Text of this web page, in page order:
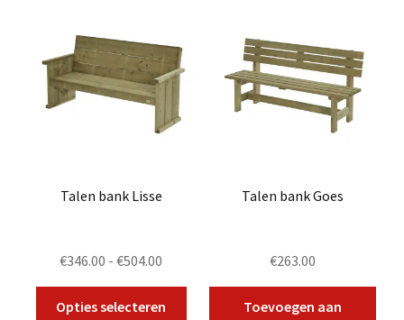
Talen bank Lisse
€346.00 - €504.00
€346.00
tot
Opties selecteren
Talen bank Goes
€263.00
Toevoegen aan